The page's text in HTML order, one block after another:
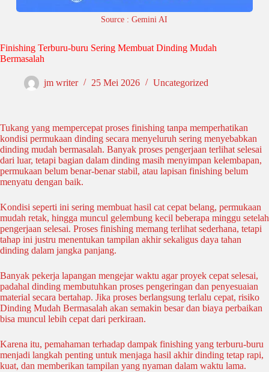
Source : Gemini AI
Finishing Terburu-buru Sering Membuat Dinding Mudah
Bermasalah
jm writer 25 Mei 2026 Uncategorized
Tukang yang mempercepat proses finishing tanpa memperhatikan
kondisi permukaan dinding secara menyeluruh sering menyebabkan
dinding mudah bermasalah. Banyak proses pengerjaan terlihat selesai
dari luar, tetapi bagian dalam dinding masih menyimpan kelembapan,
permukaan belum benar-benar stabil, atau lapisan finishing belum
menyatu dengan baik.
Kondisi seperti ini sering membuat hasil cat cepat belang, permukaan
mudah retak, hingga muncul gelembung kecil beberapa minggu setelah
pengerjaan selesai. Proses finishing memang terlihat sederhana, tetapi
tahap ini justru menentukan tampilan akhir sekaligus daya tahan
dinding dalam jangka panjang.
Banyak pekerja lapangan mengejar waktu agar proyek cepat selesai,
padahal dinding membutuhkan proses pengeringan dan penyesuaian
material secara bertahap. Jika proses berlangsung terlalu cepat, risiko
Dinding Mudah Bermasalah akan semakin besar dan biaya perbaikan
bisa muncul lebih cepat dari perkiraan.
Karena itu, pemahaman terhadap dampak finishing yang terburu-buru
menjadi langkah penting untuk menjaga hasil akhir dinding tetap rapi,
kuat, dan memberikan tampilan yang nyaman dalam waktu lama.